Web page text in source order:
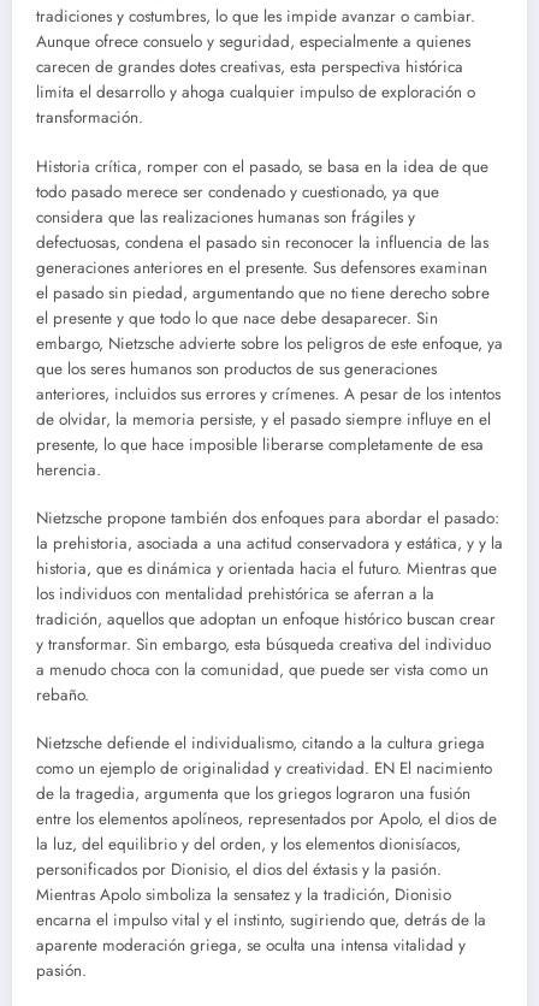
tradiciones y costumbres, lo que les impide avanzar o cambiar.
Aunque ofrece consuelo y seguridad, especialmente a quienes
carecen de grandes dotes creativas, esta perspectiva histórica
limita el desarrollo y ahoga cualquier impulso de exploración o
transformación.
Historia crítica, romper con el pasado, se basa en la idea de que
todo pasado merece ser condenado y cuestionado, ya que
considera que las realizaciones humanas son frágiles y
defectuosas, condena el pasado sin reconocer la influencia de las
generaciones anteriores en el presente. Sus defensores examinan
el pasado sin piedad, argumentando que no tiene derecho sobre
el presente y que todo lo que nace debe desaparecer. Sin
embargo, Nietzsche advierte sobre los peligros de este enfoque, ya
que los seres humanos son productos de sus generaciones
anteriores, incluidos sus errores y crímenes. A pesar de los intentos
de olvidar, la memoria persiste, y el pasado siempre influye en el
presente, lo que hace imposible liberarse completamente de esa
herencia.
Nietzsche propone también dos enfoques para abordar el pasado:
la prehistoria, asociada a una actitud conservadora y estática, y y la
historia, que es dinámica y orientada hacia el futuro. Mientras que
los individuos con mentalidad prehistórica se aferran a la
tradición, aquellos que adoptan un enfoque histórico buscan crear
y transformar. Sin embargo, esta búsqueda creativa del individuo
a menudo choca con la comunidad, que puede ser vista como un
rebaño.
Nietzsche defiende el individualismo, citando a la cultura griega
como un ejemplo de originalidad y creatividad. EN El nacimiento
de la tragedia, argumenta que los griegos lograron una fusión
entre los elementos apolíneos, representados por Apolo, el dios de
la luz, del equilibrio y del orden, y los elementos dionisíacos,
personificados por Dionisio, el dios del éxtasis y la pasión.
Mientras Apolo simboliza la sensatez y la tradición, Dionisio
encarna el impulso vital y el instinto, sugiriendo que, detrás de la
aparente moderación griega, se oculta una intensa vitalidad y
pasión.